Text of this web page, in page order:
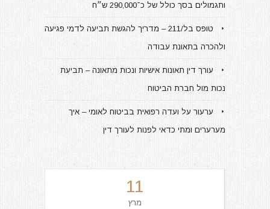
ותגמולים בסך כולל של כ־290,000 ש״ח
טופס בל/211 – מדריך להגשת תביעה לדמי פגיעה
ולהכרה בתאונת עבודה
עורך דין תאונות אישיות ונכות מתאונה – תביעת
נכות מול חברת הביטוח
ערעור על ועדה רפואית בביטוח לאומי – איך
מערערים ומתי כדאי לפנות לעורך דין
11
מרץ